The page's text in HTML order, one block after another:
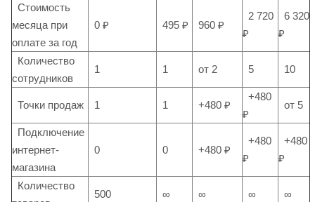
Стоимость
месяца при
оплате за год
0 ₽ 495 ₽ 960 ₽
2 720
₽
6 320
₽
Количество
сотрудников
1 1 от 2 5 10
Точки продаж 1 1 +480 ₽
+480
₽
от 5
Подключение
интернет-
магазина
0 0 +480 ₽
+480
₽
+480
₽
Количество
500 ∞ ∞ ∞ ∞